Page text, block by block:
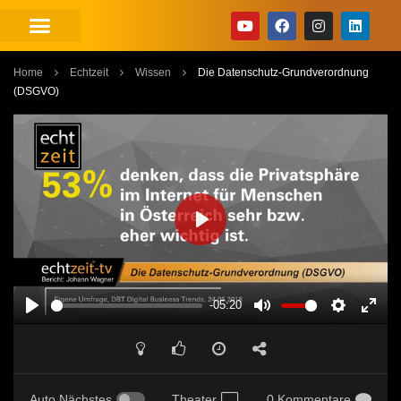
Home Echtzeit Wissen
Die Datenschutz-Grundverordnung
(DSGVO)
-05:20
PLAY